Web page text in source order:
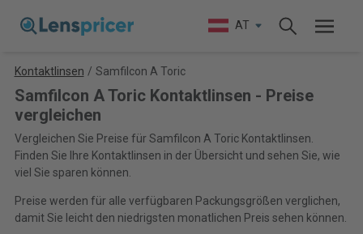
AT
Kontaktlinsen / Samfilcon A Toric
Samfilcon A Toric Kontaktlinsen - Preise
vergleichen
Vergleichen Sie Preise für Samfilcon A Toric Kontaktlinsen.
Finden Sie Ihre Kontaktlinsen in der Übersicht und sehen Sie, wie
viel Sie sparen können.
Preise werden für alle verfügbaren Packungsgrößen verglichen,
damit Sie leicht den niedrigsten monatlichen Preis sehen können.